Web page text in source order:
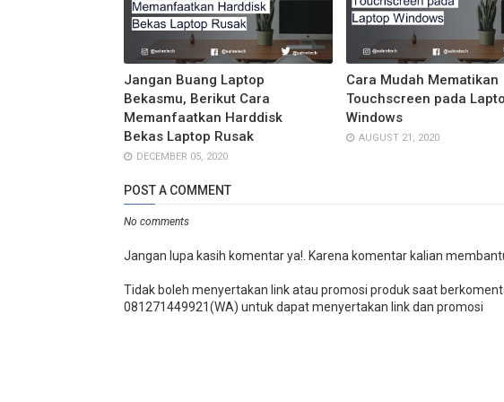
Jangan Buang Laptop
Bekasmu, Berikut Cara
Memanfaatkan Harddisk
Bekas Laptop Rusak
DECEMBER 05, 2020
Cara Mudah Mematikan
Touchscreen pada
Windows
AUGUST 21, 2020
POST A COMMENT
No comments
Jangan lupa kasih komentar ya!. Karena komentar kalian
Tidak boleh menyertakan link atau promosi produk saat
081271449921(WA) untuk dapat menyertakan link dan promosi